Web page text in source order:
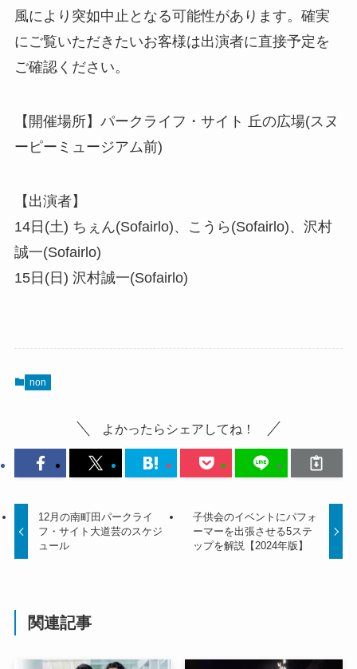
風により突如中止となる可能性があります。確実
にご覧いただきたいお客様は出演者に直接予定を
ご確認ください。
【開催場所】パークライフ・サイト 丘の広場(スヌ
ーピーミュージアム前)
【出演者】
14日(土) ちぇん(Sofairlo)、こうら(Sofairlo)、沢村
誠一(Sofairlo)
15日(日) 沢村誠一(Sofairlo)
non
よかったらシェアしてね！
12月の南町田パークライ
フ・サイト大道芸のスケジ
ュール
子供会のイベントにパフォ
ーマーを出張させる5ステ
ップを解説【2024年版】
関連記事